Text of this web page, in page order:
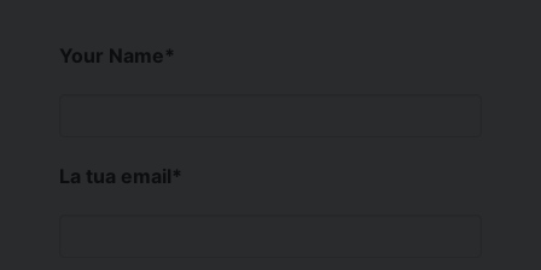
Your Name*
La tua email*